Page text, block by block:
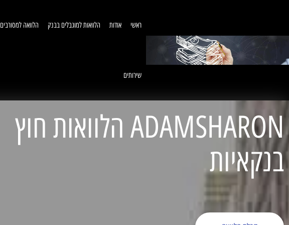
ראשי אודות הלוואות למוגבלים בבנק הלוואה למסורבים
שירותים
ADAMSHARON הלוואות חוץ
בנקאיות